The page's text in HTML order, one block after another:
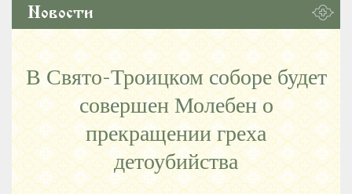
Новости
В Свято-Троицком соборе будет
совершен Молебен о
прекращении греха
детоубийства